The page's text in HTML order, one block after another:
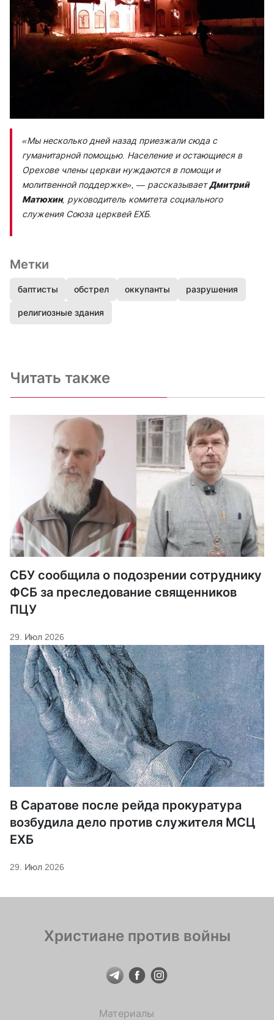
«Мы несколько дней назад приезжали сюда с
гуманитарной помощью. Население и остающиеся в
Орехове члены церкви нуждаются в помощи и
молитвенной поддержке», — рассказываетДмитрий
Матюхин, руководитель комитета социального
служения Союза церквей ЕХБ.
Метки
баптисты обстрел оккупанты разрушения
религиозные здания
Читать также
СБУ сообщила о подозрении сотруднику
ФСБ за преследование священников
ПЦУ
29. Июл 2026
В Саратове после рейда прокуратура
возбудила дело против служителя МСЦ
ЕХБ
29. Июл 2026
Христиане против войны
Материалы